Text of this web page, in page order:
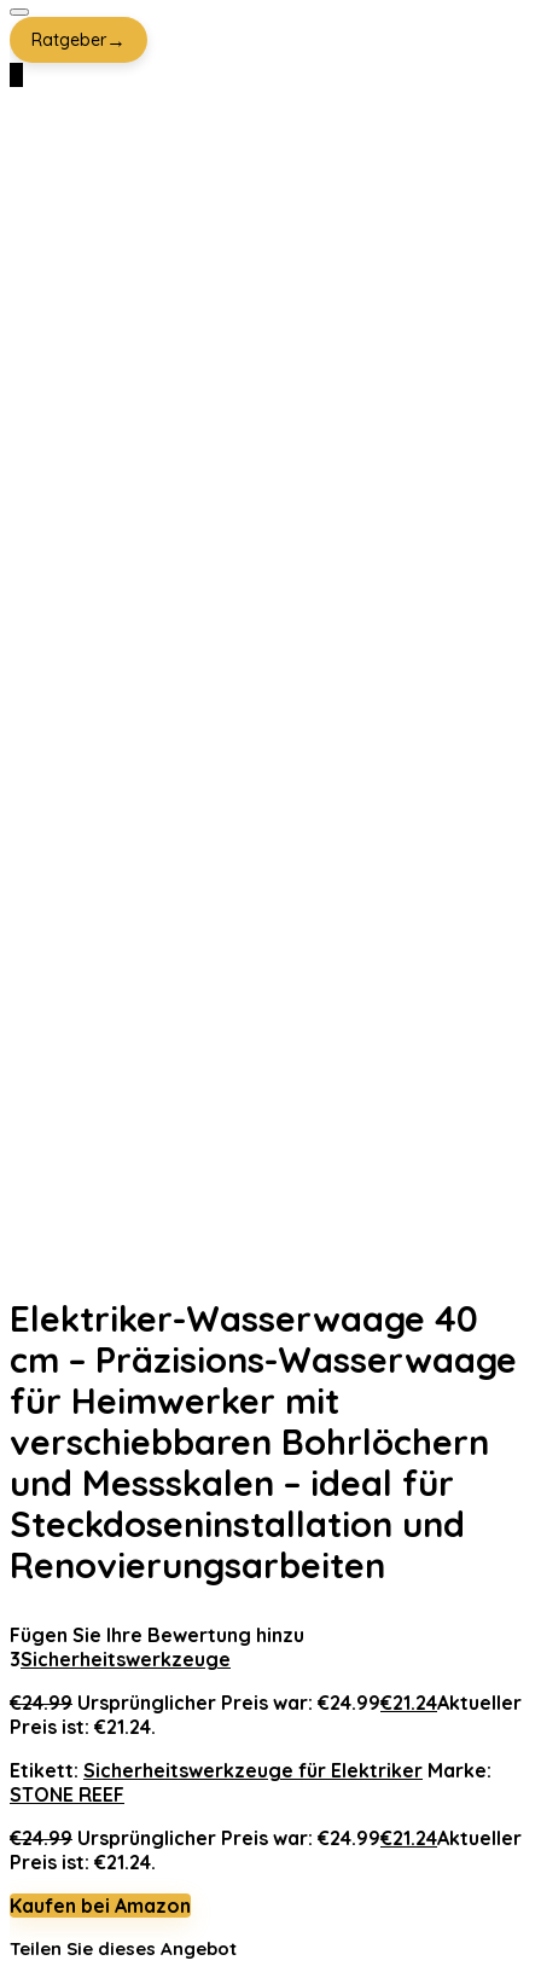
Ratgeber→
Elektriker-Wasserwaage 40
cm – Präzisions-Wasserwaage
für Heimwerker mit
verschiebbaren Bohrlöchern
und Messskalen – ideal für
Steckdoseninstallation und
Renovierungsarbeiten
Fügen Sie Ihre Bewertung hinzu
3Sicherheitswerkzeuge
€24.99 Ursprünglicher Preis war: €24.99€21.24Aktueller
Preis ist: €21.24.
Etikett: Sicherheitswerkzeuge für Elektriker Marke:
STONE REEF
€24.99 Ursprünglicher Preis war: €24.99€21.24Aktueller
Preis ist: €21.24.
Kaufen bei Amazon
Teilen Sie dieses Angebot